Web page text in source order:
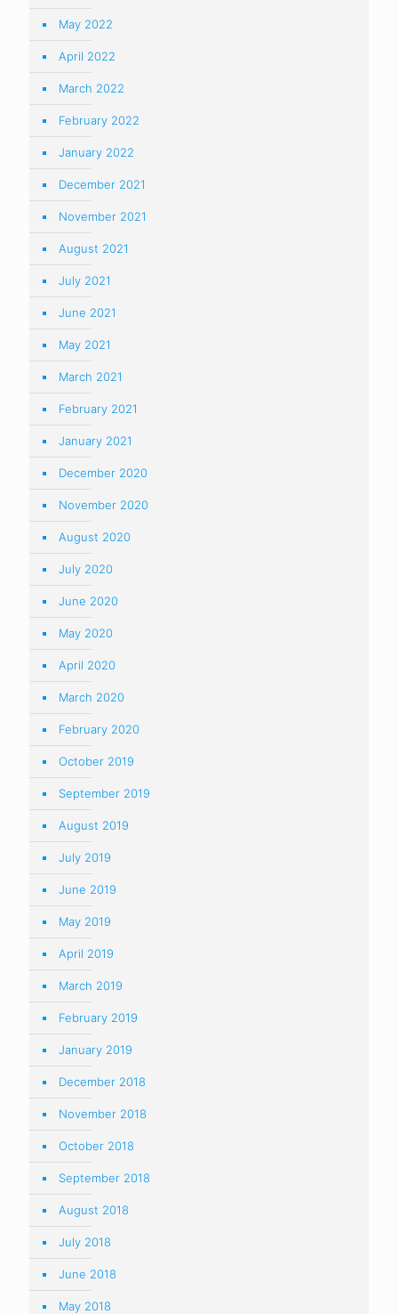
May 2022
April 2022
March 2022
February 2022
January 2022
December 2021
November 2021
August 2021
July 2021
June 2021
May 2021
March 2021
February 2021
January 2021
December 2020
November 2020
August 2020
July 2020
June 2020
May 2020
April 2020
March 2020
February 2020
October 2019
September 2019
August 2019
July 2019
June 2019
May 2019
April 2019
March 2019
February 2019
January 2019
December 2018
November 2018
October 2018
September 2018
August 2018
July 2018
June 2018
May 2018